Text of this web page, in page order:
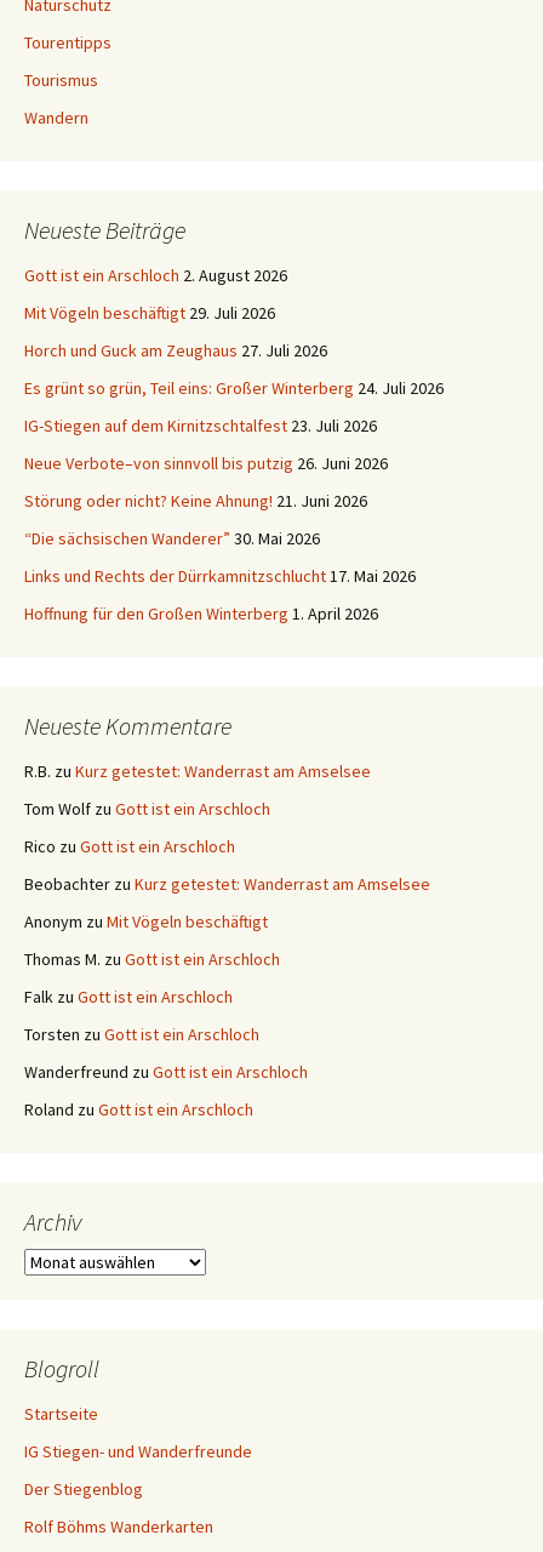
Naturschutz
Tourentipps
Tourismus
Wandern
Neueste Beiträge
Gott ist ein Arschloch 2. August 2026
Mit Vögeln beschäftigt 29. Juli 2026
Horch und Guck am Zeughaus 27. Juli 2026
Es grünt so grün, Teil eins: Großer Winterberg 24. Juli 2026
IG-Stiegen auf dem Kirnitzschtalfest 23. Juli 2026
Neue Verbote–von sinnvoll bis putzig 26. Juni 2026
Störung oder nicht? Keine Ahnung! 21. Juni 2026
“Die sächsischen Wanderer” 30. Mai 2026
Links und Rechts der Dürrkamnitzschlucht17. Mai 2026
Hoffnung für den Großen Winterberg 1. April 2026
Neueste Kommentare
R.B. zu Kurz getestet: Wanderrast am Amselsee
Tom Wolf zu Gott ist ein Arschloch
Rico zu Gott ist ein Arschloch
Beobachter zu Kurz getestet: Wanderrast am Amselsee
Anonym zu Mit Vögeln beschäftigt
Thomas M. zu Gott ist ein Arschloch
Falk zu Gott ist ein Arschloch
Torsten zu Gott ist ein Arschloch
Wanderfreund zu Gott ist ein Arschloch
Roland zu Gott ist ein Arschloch
Archiv
Archiv
Blogroll
Startseite
IG Stiegen- und Wanderfreunde
Der Stiegenblog
Rolf Böhms Wanderkarten